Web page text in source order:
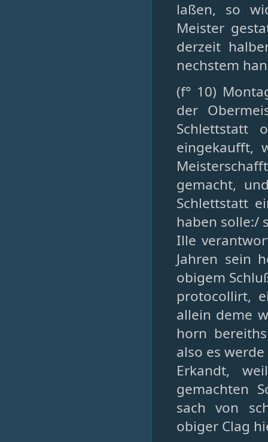
laßen, so
Meister
derzeit
nechstem
(f° 10)
der
Schlettstatt
eingekaufft,
gemacht,
Schlettstatt
haben solle:/
Ille
Jahren sein
obigem
protocollirt,
allein deme
horn
also es
Erkandt,
gemachten
sach von
obiger Clag